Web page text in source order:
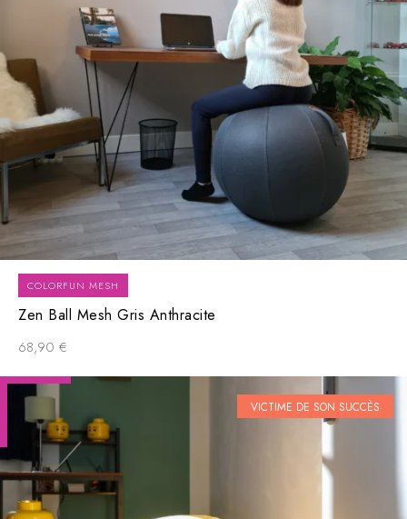
COLORFUN MESH
Zen Ball Mesh Gris Anthracite
68,90 €
VICTIME DE SON SUCCÈS